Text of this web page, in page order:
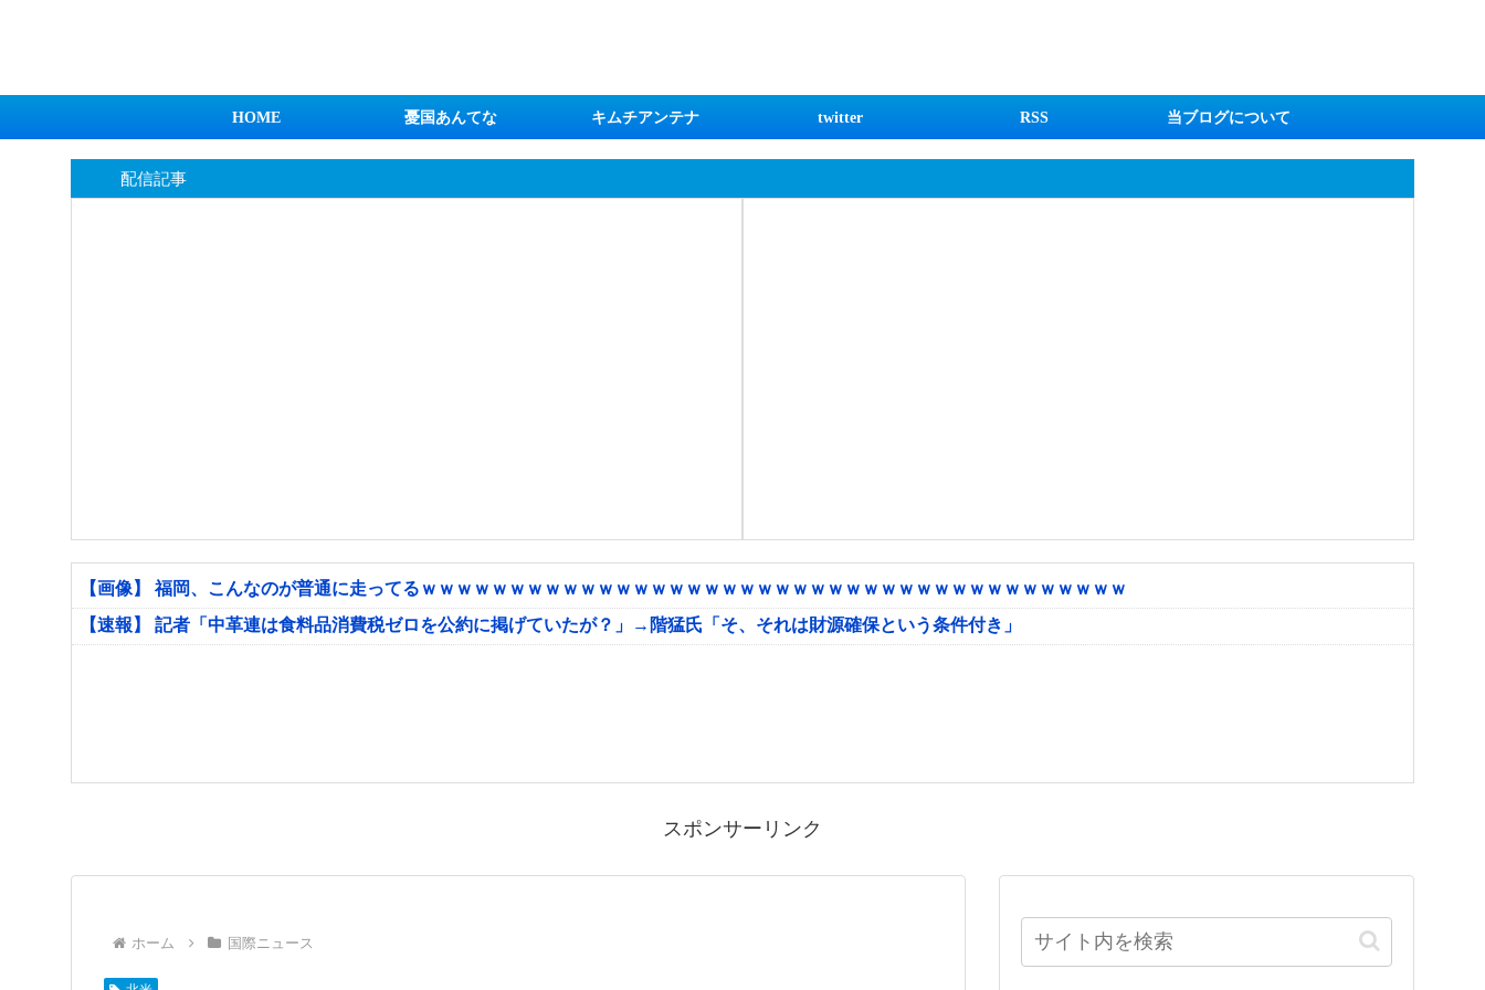
HOME 憂国あんてな キムチアンテナ twitter RSS 当ブログについて
配信記事
【画像】 福岡、こんなのが普通に走ってるｗｗｗｗｗｗｗｗｗｗｗｗｗｗｗｗｗｗｗｗｗｗｗｗｗｗｗｗｗｗｗｗｗｗｗｗｗｗｗｗ
【速報】 記者「中革連は食料品消費税ゼロを公約に掲げていたが？」→階猛氏「そ、それは財源確保という条件付き」
スポンサーリンク
ホーム 国際ニュース